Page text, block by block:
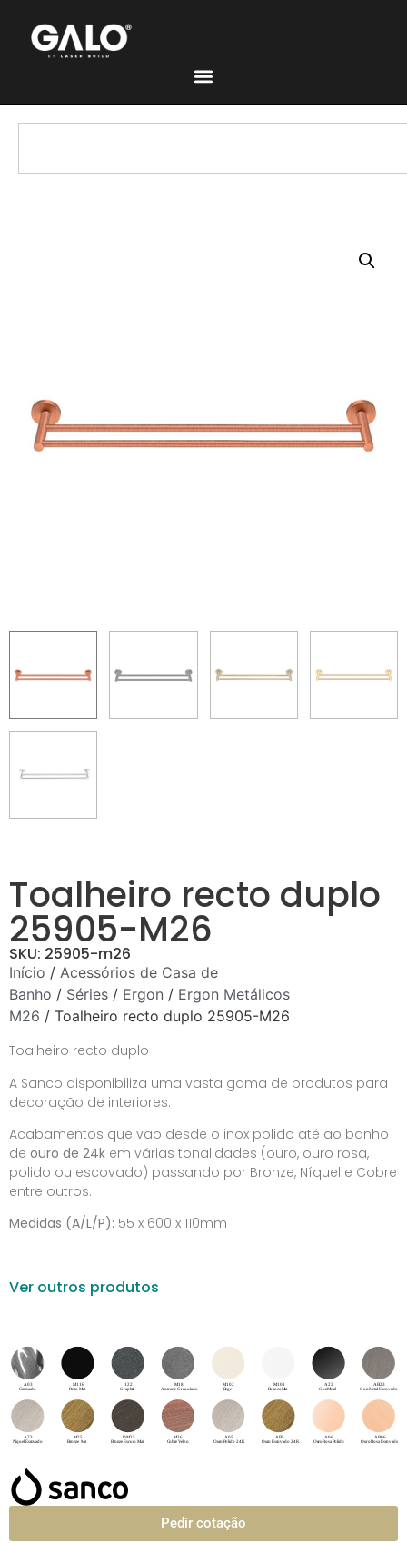
Toalheiro recto duplo
25905-M26
SKU: 25905-m26
Início / Acessórios de Casa de
Banho / Séries / Ergon / Ergon Metálicos
M26 / Toalheiro recto duplo 25905-M26
Toalheiro recto duplo
A Sanco disponibiliza uma vasta gama de produtos para
decoração de interiores.
Acabamentos que vão desde o inox polido até ao banho
de ouro de 24k em várias tonalidades (ouro, ouro rosa,
polido ou escovado) passando por Bronze, Níquel e Cobre
entre outros.
Medidas (A/L/P): 55 x 600 x 110mm
Ver outros produtos
Pedir cotação